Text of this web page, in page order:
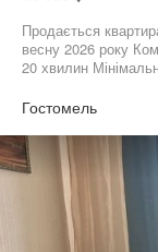
Продається
весну 2026 року
20 хвилин
Гостомель